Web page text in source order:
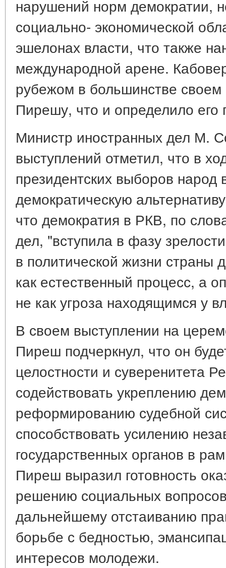
нарушений норм демократии,
социально- экономической
эшелонах власти, что также
международной арене.
рубежом в большинстве
Пирешу, что и определило его
Министр иностранных дел М.
выступлений отметил, что в
президентских выборов народ
демократическую
что демократия в РКВ, по
дел, "вступила в фазу
в политической жизни страны
как естественный процесс, а
не как угроза находящимся у
В своем выступлении на
Пиреш подчеркнул, что он
целостности и суверенитета
содействовать укреплению
реформированию судебной
способствовать усилению
государственных органов в
Пиреш выразил готовность
решению социальных
дальнейшему отстаиванию
борьбе с бедностью,
интересов молодежи.